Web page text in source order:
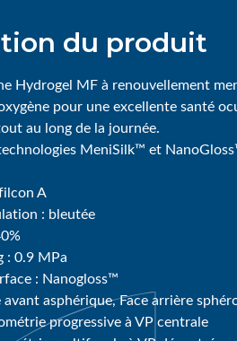
du produit
Hydrogel MF à renouvellement
pour une excellente santé
au long de la journée.
MeniSilk™ et
A
: bleutée
: 0.9 MPa
: Nanogloss™
asphérique, Face arrière
progressive à VP centrale